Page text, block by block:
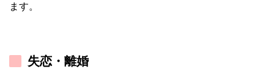
ます。
失恋・離婚